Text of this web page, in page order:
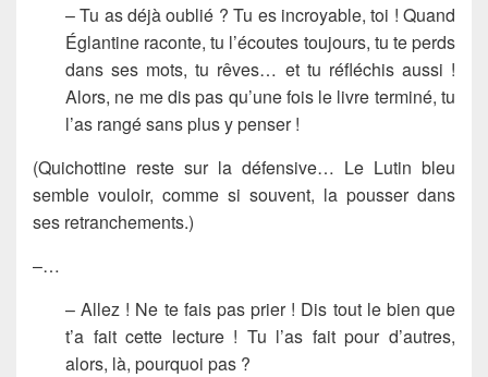
– Tu as déjà oublié ? Tu es incroyable, toi ! Quand
Églantine raconte, tu l’écoutes toujours, tu te perds
dans ses mots, tu rêves… et tu réfléchis aussi !
Alors, ne me dis pas qu’une fois le livre terminé, tu
l’as rangé sans plus y penser !
(Quichottine reste sur la défensive… Le Lutin bleu
semble vouloir, comme si souvent, la pousser dans
ses retranchements.)
–…
– Allez ! Ne te fais pas prier ! Dis tout le bien que
t’a fait cette lecture ! Tu l’as fait pour d’autres,
alors, là, pourquoi pas ?